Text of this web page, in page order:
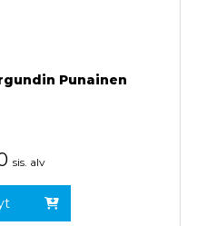
Punainen
sis. alv